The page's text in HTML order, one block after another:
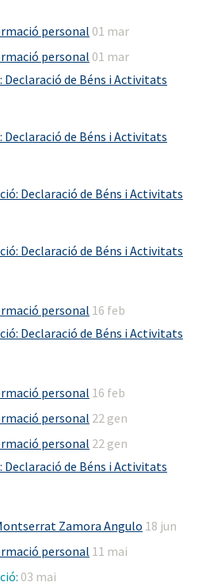
personal 01 mar
personal 01 mar
Declaració de Béns i Activitats
Declaració de Béns i Activitats
Declaració de Béns i Activitats
Declaració de Béns i Activitats
personal 16 feb
Declaració de Béns i Activitats
personal 16 feb
personal 22 gen
personal 22 gen
Declaració de Béns i Activitats
Zamora Angulo 18 jun
personal 11 mai
03 mai